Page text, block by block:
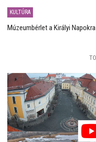
KULTÚRA
Múzeumbérlet a Királyi